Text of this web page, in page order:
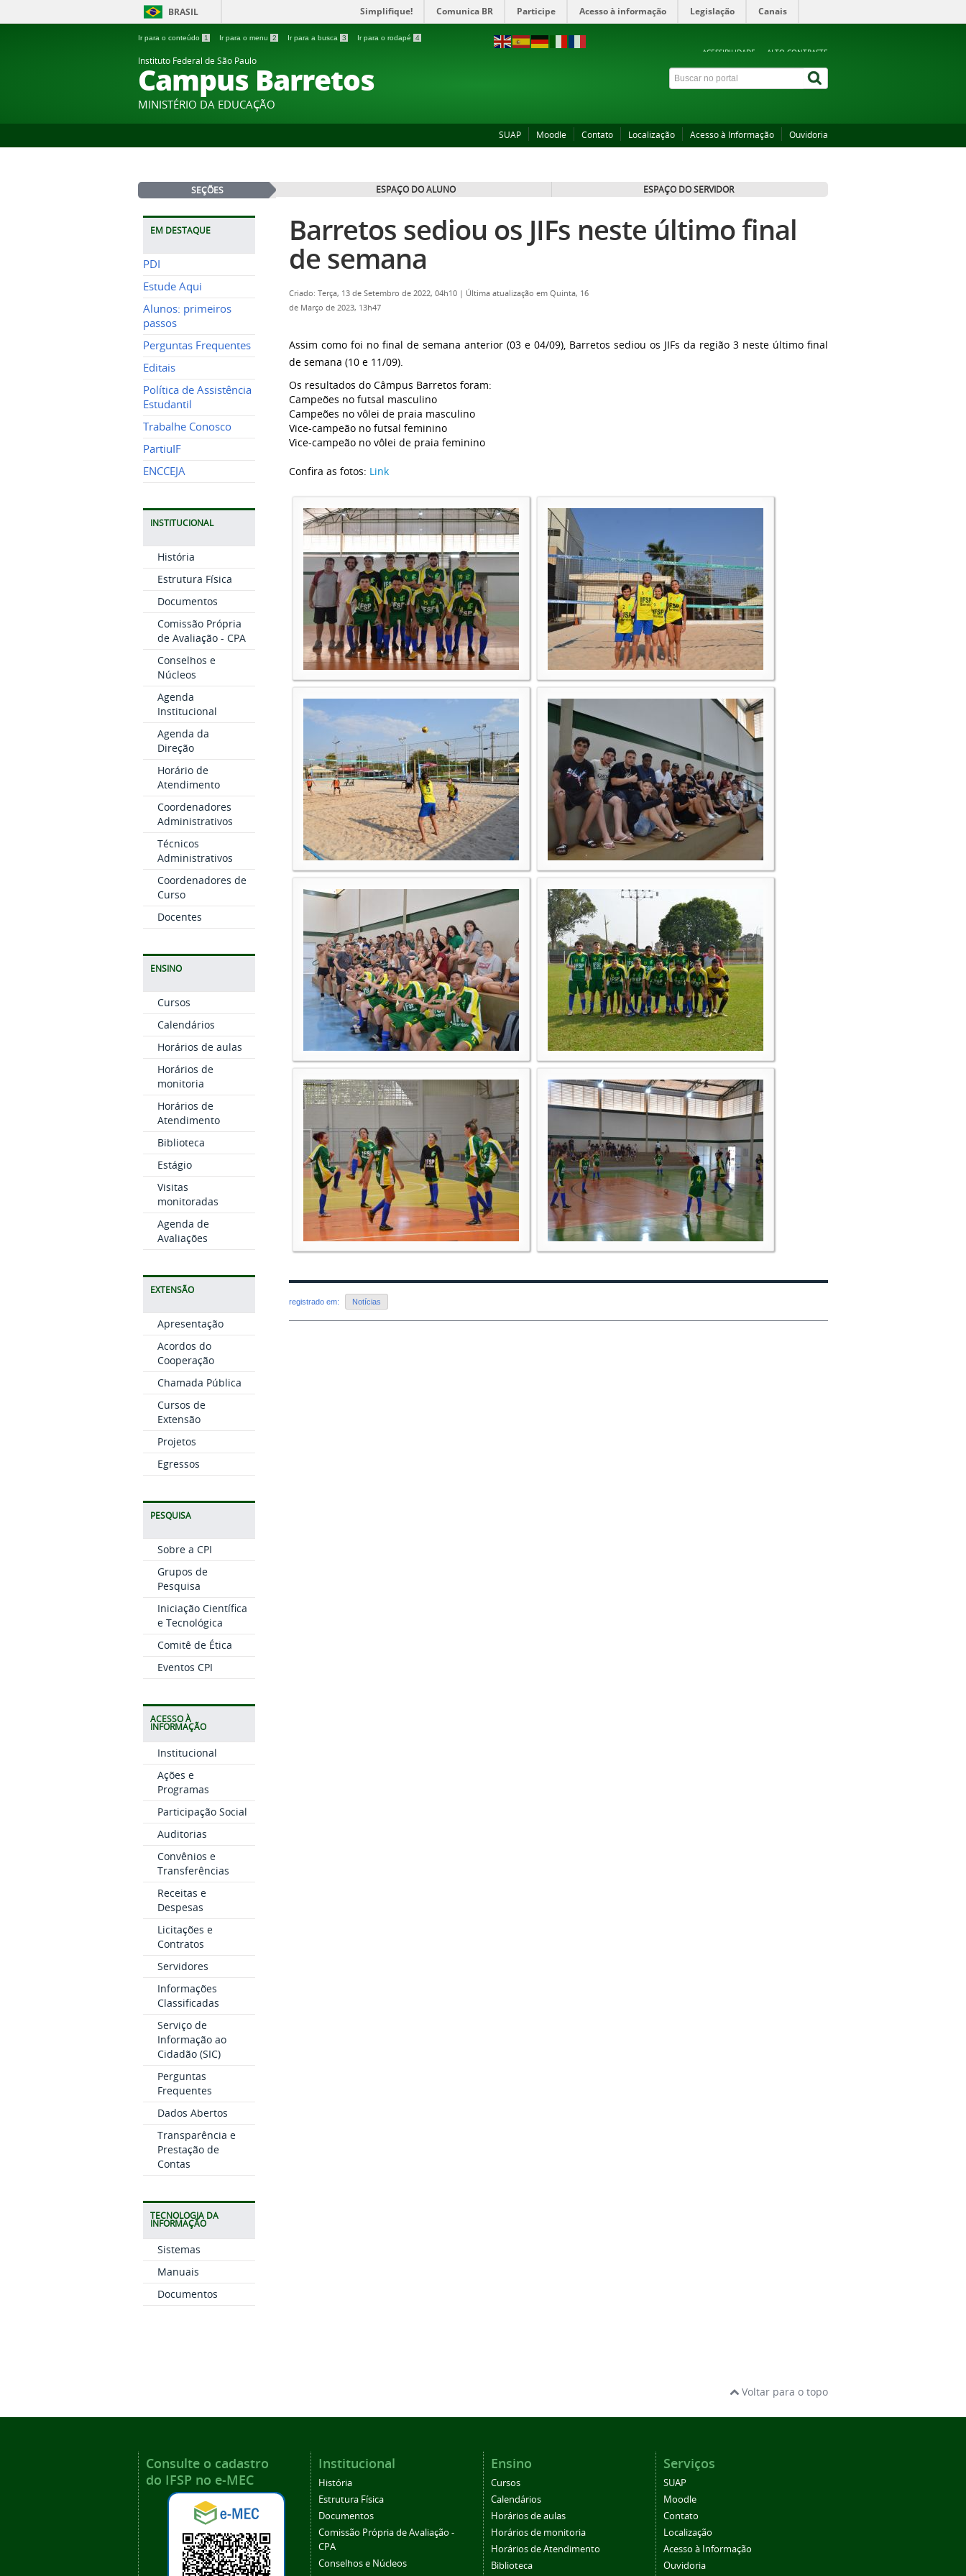
BRASIL Simplifique! Comunica BR Participe Acesso à informação Legislação Canais
Ir para o conteúdo 1 Ir para o menu 2 Ir para a busca 3 Ir para o rodapé 4
ACESSIBILIDADE ALTO CONTRASTE
Instituto Federal de São Paulo
Campus Barretos
MINISTÉRIO DA EDUCAÇÃO
SUAP Moodle Contato Localização Acesso à Informação Ouvidoria
SEÇÕES ESPAÇO DO ALUNO ESPAÇO DO SERVIDOR
EM DESTAQUE
PDI
Estude Aqui
Alunos: primeiros
passos
Perguntas Frequentes
Editais
Política de Assistência
Estudantil
Trabalhe Conosco
PartiuIF
ENCCEJA
INSTITUCIONAL
História
Estrutura Física
Documentos
Comissão Própria
de Avaliação - CPA
Conselhos e
Núcleos
Agenda
Institucional
Agenda da
Direção
Horário de
Atendimento
Coordenadores
Administrativos
Técnicos
Administrativos
Coordenadores de
Curso
Docentes
ENSINO
Cursos
Calendários
Horários de aulas
Horários de
monitoria
Horários de
Atendimento
Biblioteca
Estágio
Visitas
monitoradas
Agenda de
Avaliações
EXTENSÃO
Apresentação
Acordos do
Cooperação
Chamada Pública
Cursos de
Extensão
Projetos
Egressos
PESQUISA
Sobre a CPI
Grupos de
Pesquisa
Iniciação Científica
e Tecnológica
Comitê de Ética
Eventos CPI
ACESSO À
INFORMAÇÃO
Institucional
Ações e
Programas
Participação Social
Auditorias
Convênios e
Transferências
Receitas e
Despesas
Licitações e
Contratos
Servidores
Informações
Classificadas
Serviço de
Informação ao
Cidadão (SIC)
Perguntas
Frequentes
Dados Abertos
Transparência e
Prestação de
Contas
TECNOLOGIA DA
INFORMAÇÃO
Sistemas
Manuais
Documentos
Barretos sediou os JIFs neste último final
de semana
Criado: Terça, 13 de Setembro de 2022, 04h10 | Última atualização em Quinta, 16
de Março de 2023, 13h47
Assim como foi no final de semana anterior (03 e 04/09), Barretos sediou os JIFs da região 3 neste último final
de semana (10 e 11/09).
Os resultados do Câmpus Barretos foram:
Campeões no futsal masculino
Campeões no vôlei de praia masculino
Vice-campeão no futsal feminino
Vice-campeão no vôlei de praia feminino
Confira as fotos: Link
registrado em: Notícias
Voltar para o topo
Consulte o cadastro
do IFSP no e-MEC
Institucional
História
Estrutura Física
Documentos
Comissão Própria de Avaliação -
CPA
Conselhos e Núcleos
Ensino
Cursos
Calendários
Horários de aulas
Horários de monitoria
Horários de Atendimento
Biblioteca
Serviços
SUAP
Moodle
Contato
Localização
Acesso à Informação
Ouvidoria